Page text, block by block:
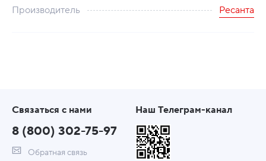
Производитель
Ресанта
Связаться с нами
8 (800) 302-75-97
Обратная связь
Наш Телеграм-канал